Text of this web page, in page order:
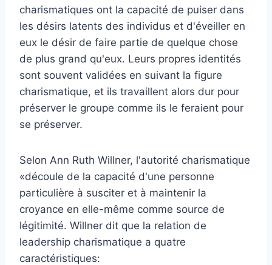
charismatiques ont la capacité de puiser dans
les désirs latents des individus et d'éveiller en
eux le désir de faire partie de quelque chose
de plus grand qu'eux. Leurs propres identités
sont souvent validées en suivant la figure
charismatique, et ils travaillent alors dur pour
préserver le groupe comme ils le feraient pour
se préserver.
Selon Ann Ruth Willner, l'autorité charismatique
«découle de la capacité d'une personne
particulière à susciter et à maintenir la
croyance en elle-même comme source de
légitimité. Willner dit que la relation de
leadership charismatique a quatre
caractéristiques: